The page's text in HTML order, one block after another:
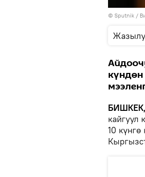
© Sputnik /
БИШКЕК,
кайгуул
10